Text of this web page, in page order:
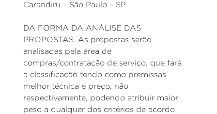
Carandiru – São Paulo – SP
DA FORMA DA ANÁLISE DAS
PROPOSTAS. As propostas serão
analisadas pela área de
compras/contratação de serviço, que fará
a classificação tendo como premissas
melhor técnica e preço, não
respectivamente, podendo atribuir maior
peso a qualquer dos critérios de acordo